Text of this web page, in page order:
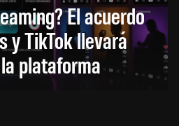
El acuerdo
y TikTok llevará
plataforma